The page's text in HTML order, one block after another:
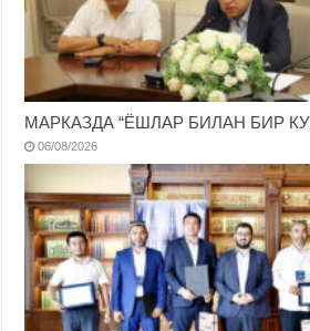
МАРКАЗДА “ЁШЛАР БИЛАН БИР
06/08/2026